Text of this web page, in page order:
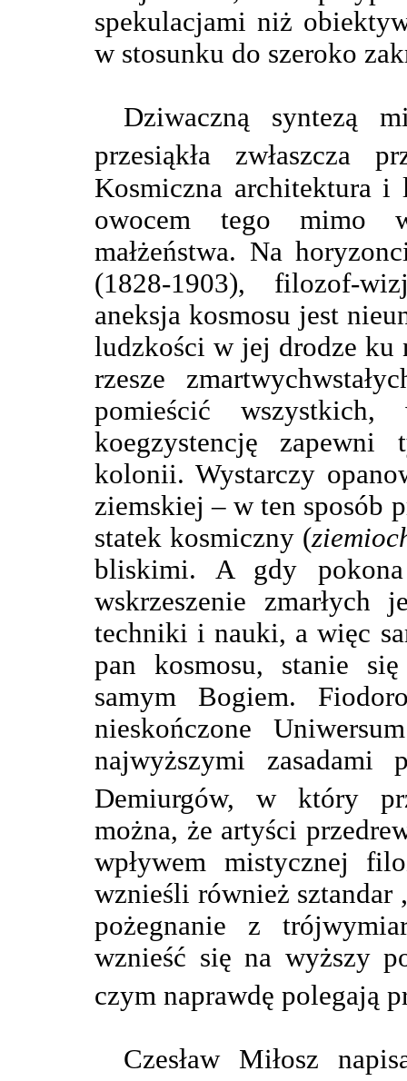
spekulacjami niż
w stosunku do szeroko
Dziwaczną syntezą
przesiąkła zwłaszcza
Kosmiczna architektura i
owocem tego mimo
małżeństwa. Na
(1828-1903), filozof-
aneksja kosmosu jest
ludzkości w jej drodze ku
rzesze
pomieścić
koegzystencję zapewni
kolonii. Wystarczy
ziemskiej – w ten sposób
statek kosmiczny (
bliskimi. A gdy
wskrzeszenie
techniki i nauki, a więc
pan kosmosu, stanie
samym Bogiem.
nieskończone
najwyższymi
Demiurgów, w który
można, że artyści
wpływem mistycznej
wznieśli również sztandar
pożegnanie z
wznieść się na wyższy
czym naprawdę polegają
Czesław Miłosz